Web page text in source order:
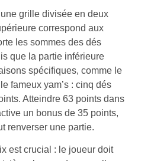
une grille divisée en deux
correspond aux
les sommes des dés
que la partie inférieure
spécifiques, comme le
fameux yam’s : cinq dés
Atteindre 63 points dans
un bonus de 35 points,
renverser une partie.
est crucial : le joueur doit